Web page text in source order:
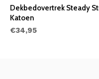
Dekbedovertrek Steady
Katoen
€34,95